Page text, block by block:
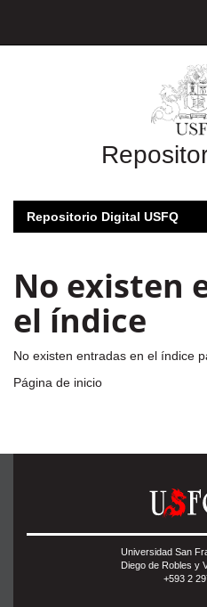
Repositorio Digital USFQ
No existen
el índice
No existen entradas en el índice
Página de inicio
Universidad San
Diego de Robles y
+593 2